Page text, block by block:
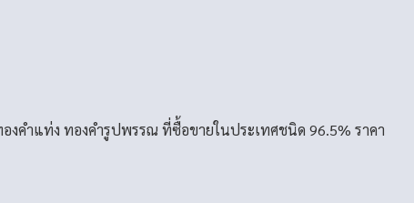
งคำแท่ง ทองคำรูปพรรณ ที่ซื้อขายในประเทศชนิด 96.5% ราคา